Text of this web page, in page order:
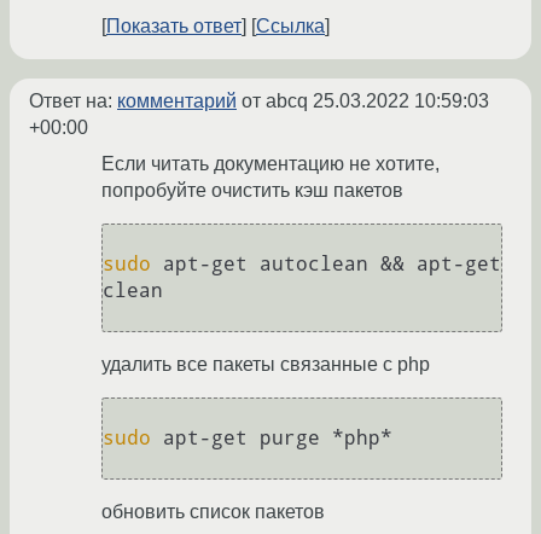
Показать ответ
Ссылка
Ответ на: комментарий от abcq 25.03.2022 10:59:03
+00:00
Если читать документацию не хотите,
попробуйте очистить кэш пакетов
sudo apt-get autoclean && apt-get
clean
удалить все пакеты связанные с php
sudo apt-get purge *php*
обновить список пакетов